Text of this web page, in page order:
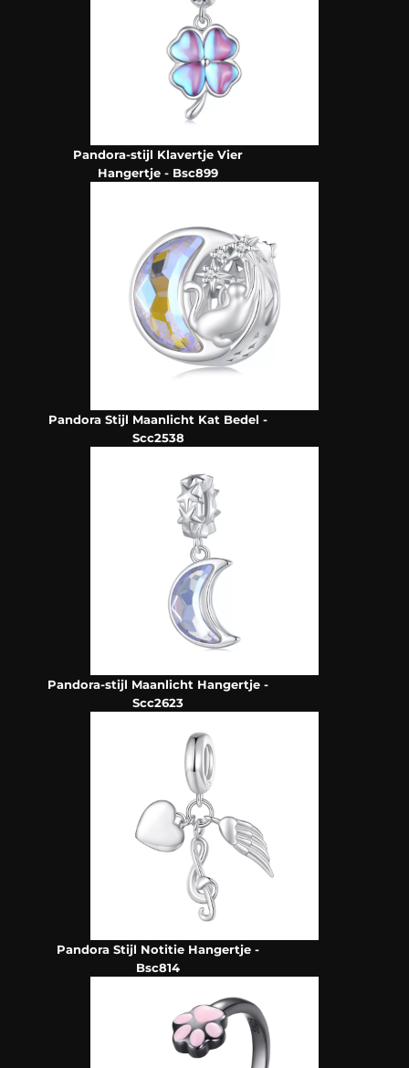
Pandora-stijl Klavertje Vier
Hangertje - Bsc899
Pandora Stijl Maanlicht Kat Bedel -
Scc2538
Pandora-stijl Maanlicht Hangertje -
Scc2623
Pandora Stijl Notitie Hangertje -
Bsc814